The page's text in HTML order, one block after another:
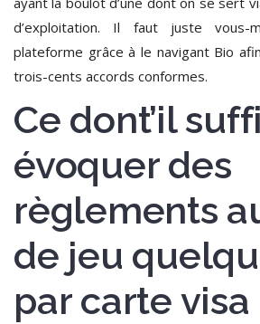
d’exploitation. Il faut juste vous-
plateforme grâce à le navigant Bio
trois-cents accords conformes.
Ce dont’il
évoquer des
règlements
de jeu
par carte visa